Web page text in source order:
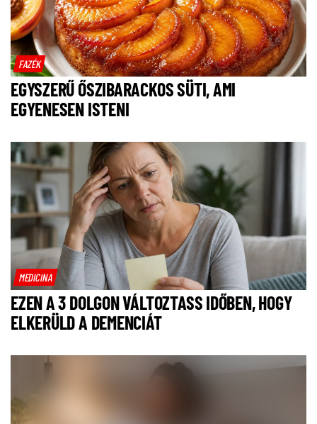
FAZÉK
EGYSZERŰ ŐSZIBARACKOS SÜTI, AMI
EGYENESEN ISTENI
MEDICINA
EZEN A 3 DOLGON VÁLTOZTASS IDŐBEN, HOGY
ELKERÜLD A DEMENCIÁT